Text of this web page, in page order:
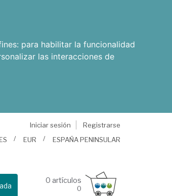
para habilitar la funcionalidad
las interacciones de
Iniciar sesión
Registrarse
EUR ESPAÑA PENINSULAR
0 artículos
0